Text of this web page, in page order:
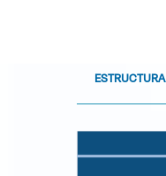
ESTRUCTURA